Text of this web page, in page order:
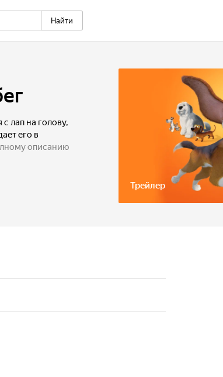
Найти
Трейлер
лап на голову,
его в
и
псов, Оззи
описанию